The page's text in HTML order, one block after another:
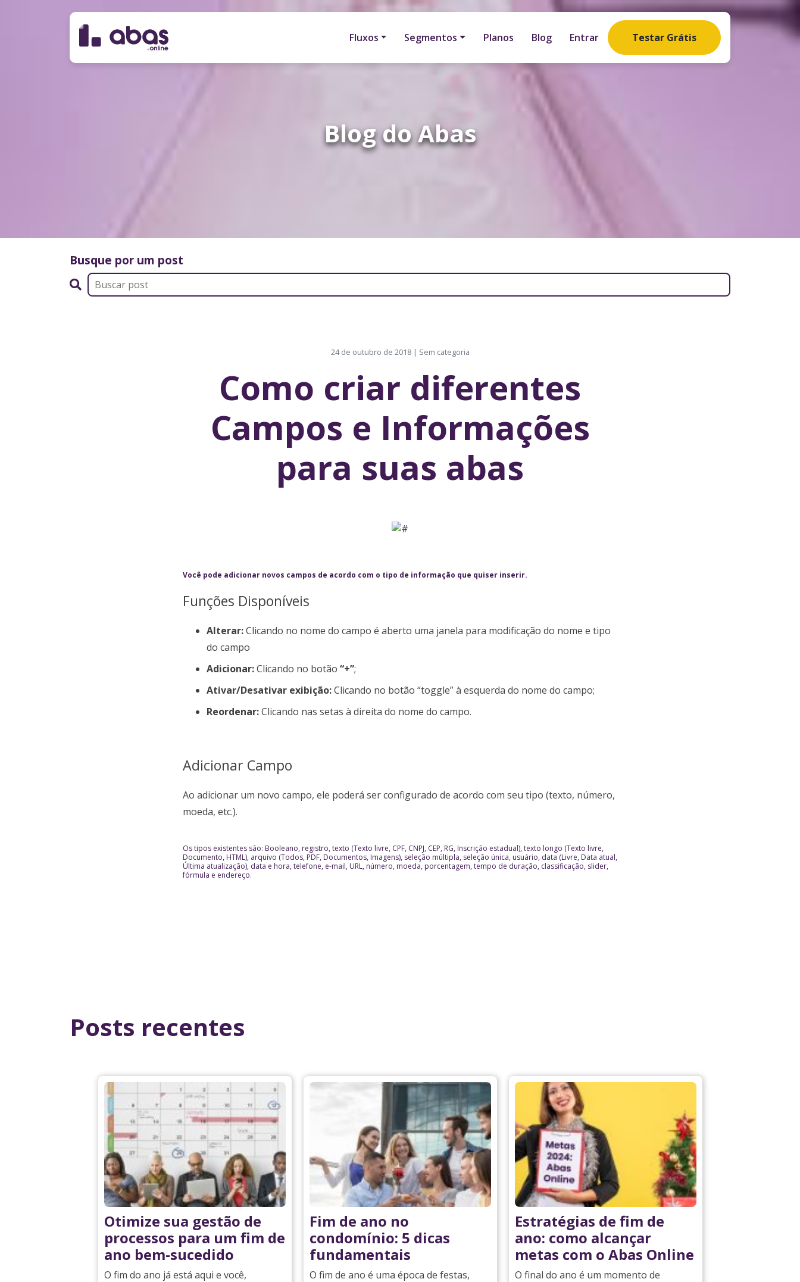
Fluxos Segmentos Planos Blog Entrar Testar Grátis
Blog do Abas
Busque por um post
24 de outubro de 2018 | Sem categoria
Como criar diferentes
Campos e Informações
para suas abas
Você pode adicionar novos campos de acordo com o tipo de informação que quiser inserir.
Funções Disponíveis
Alterar:Clicando no nome do campo é aberto uma janela para modificação do nome e tipo
do campo
Adicionar:Clicando no botão “+”;
Ativar/Desativar exibição:Clicando no botão “toggle” à esquerda do nome do campo;
Reordenar:Clicando nas setas à direita do nome do campo.
Adicionar Campo
Ao adicionar um novo campo, ele poderá ser configurado de acordo com seu tipo (texto, número,
moeda, etc.).
Os tipos existentes são: Booleano, registro, texto (Texto livre, CPF, CNPJ, CEP, RG, Inscrição estadual), texto longo (Texto livre,
Documento, HTML), arquivo (Todos, PDF, Documentos, Imagens), seleção múltipla, seleção única, usuário, data (Livre, Data atual,
Última atualização), data e hora, telefone, e-mail, URL, número, moeda, porcentagem, tempo de duração, classificação, slider,
fórmula e endereço.
Posts recentes
Otimize sua gestão de
processos para um fim de
ano bem-sucedido
O fim do ano já está aqui e você,
Fim de ano no
condomínio: 5 dicas
fundamentais
O fim de ano é uma época de festas,
Estratégias de fim de
ano: como alcançar
metas com o Abas Online
O final do ano é um momento de